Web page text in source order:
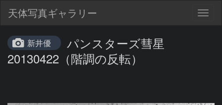
天体写真ギャラリー
新井優
パンスターズ彗星
20130422（階調の反転）